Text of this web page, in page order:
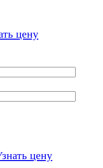
цену
цену